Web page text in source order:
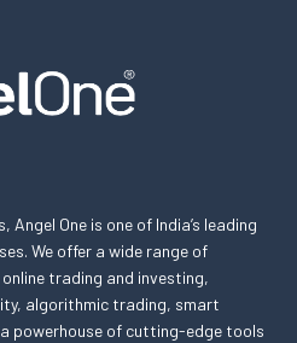
Angel One is one of India’s leading
We offer a wide range of
trading and investing,
algorithmic trading, smart
powerhouse of cutting-edge tools